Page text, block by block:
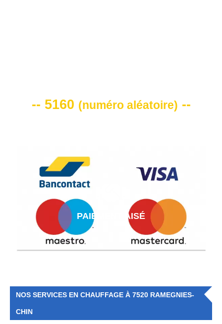
-- 5160 (numéro aléatoire) --
PAIEMENT AISÉ
NOS SERVICES EN CHAUFFAGE À 7520 RAMEGNIES-
CHIN